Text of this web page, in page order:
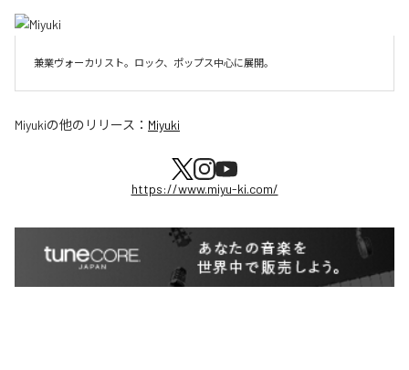
兼業ヴォーカリスト。ロック、ポップス中心に展開。
Miyukiの他のリリース： Miyuki
https://www.miyu-ki.com/